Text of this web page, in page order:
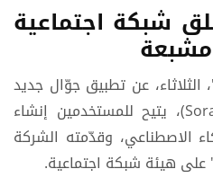
شبكة اجتماعية
عن تطبيق جوّال جديد
أطلقت عليه اسم "سورا" (Sora)، يتيح للمستخدمين إنشاء
الاصطناعي، وقدّمته الشركة
هيئة شبكة اجتماعية.